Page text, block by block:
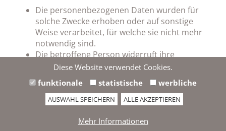
Die personenbezogenen Daten wurden für
solche Zwecke erhoben oder auf sonstige
Weise verarbeitet, für welche sie nicht mehr
notwendig sind.
Die betroffene Person widerruft ihre
Einwilligung, auf die sich die Verarbeitung
Art. 9 Abs. 2 Buchst. a) DSGVO stützte, und es
fehlt an einer anderweitigen Rechtsgrundlage
Die betroffene Person legt gem. Art. 21 Abs. 1
Diese Website verwendet Cookies.
funktionale
statistische werbliche
AUSWAHL SPEICHERN ALLE AKZEPTIEREN
Mehr Informationen